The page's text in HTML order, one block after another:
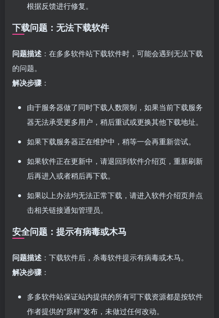
根据反馈进行修复。
下载问题：无法下载软件
问题描述 ：在多多软件站下载软件时，可能会遇到无法下载
的问题。
解决步骤 ：
由于服务器做了同时下载人数限制，如果当前下载服务
器无法承受更多用户，稍后重试或更换其他下载地址。
如果下载服务器正在维护中，稍等一会再重新尝试。
如果软件正在更新中，请退回到软件介绍页，重新刷新
后再进入或者稍后再下载。
如果以上办法均无法正常下载，请进入软件介绍页并点
击相关链接通知管理员。
安全问题：提示有病毒或木马
问题描述 ：下载软件后，杀毒软件提示有病毒或木马。
解决步骤 ：
多多软件站保证站内提供的所有可下载资源都是按软件
作者提供的“原样”发布，未做过任何改动。